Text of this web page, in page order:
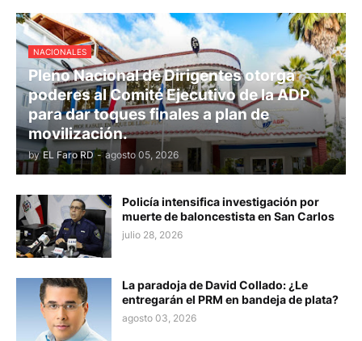
NACIONALES
Pleno Nacional de Dirigentes otorga
poderes al Comité Ejecutivo de la ADP
para dar toques finales a plan de
movilización.
by EL Faro RD - agosto 05, 2026
Policía intensifica investigación por
muerte de baloncestista en San Carlos
julio 28, 2026
La paradoja de David Collado: ¿Le
entregarán el PRM en bandeja de plata?
agosto 03, 2026